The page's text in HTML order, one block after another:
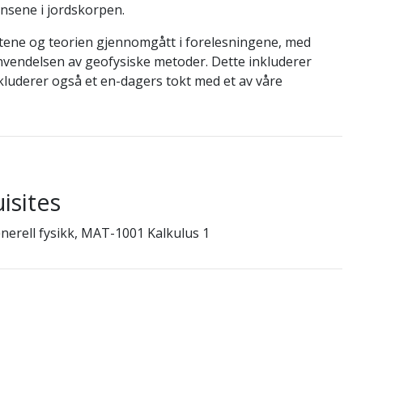
i jordskorpen.
og teorien gjennomgått i forelesningene, med
av geofysiske metoder. Dette inkluderer
også et en-dagers tokt med et av våre
fysikk, MAT-1001 Kalkulus 1